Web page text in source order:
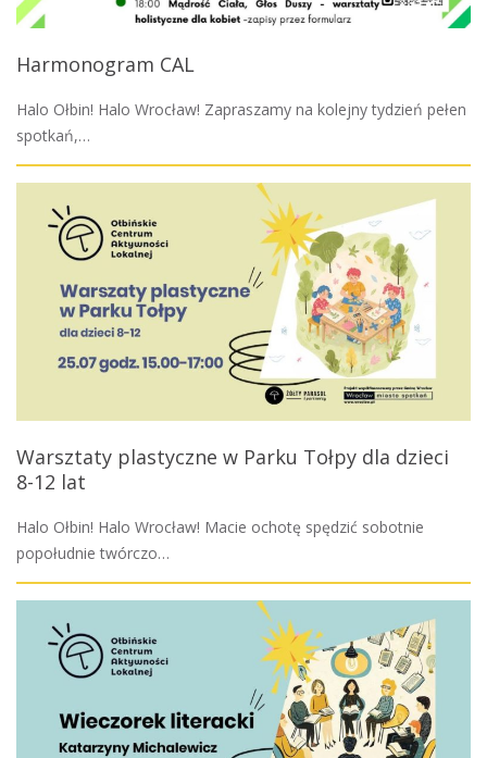
Harmonogram CAL
Halo Ołbin! Halo Wrocław! Zapraszamy na kolejny tydzień pełen
spotkań,…
Warsztaty plastyczne w Parku Tołpy dla dzieci
8-12 lat
Halo Ołbin! Halo Wrocław! Macie ochotę spędzić sobotnie
popołudnie twórczo…